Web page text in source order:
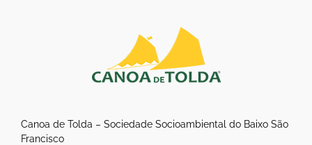
Canoa de Tolda – Sociedade Socioambiental do Baixo São
Francisco